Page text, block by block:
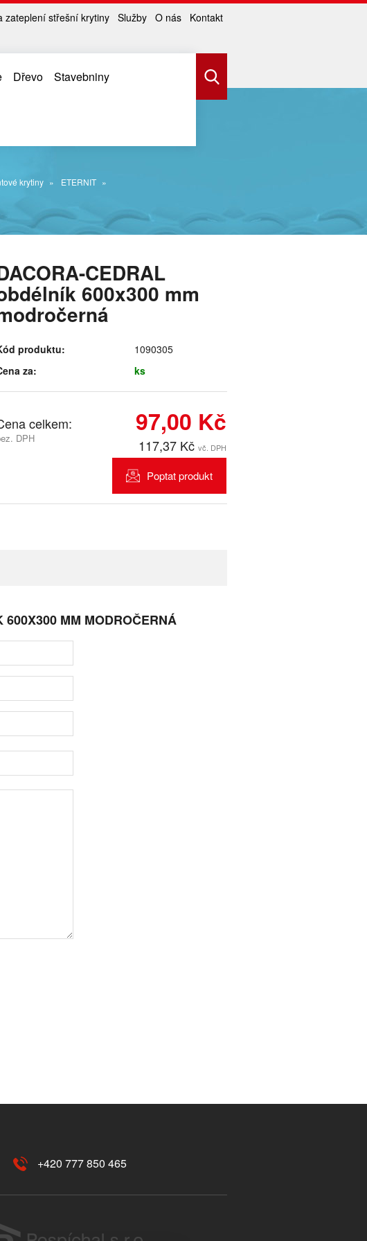
zateplení střešní krytiny Služby O nás Kontakt
Dřevo Stavebniny
krytiny
ETERNIT
CEDRAL
600x300 mm
produktu:
1090305
za:
ks
celkem:
DPH
97,00 Kč
117,37 Kčvč. DPH
Poptat produkt
MM MODROČERNÁ
+420 777 850 465